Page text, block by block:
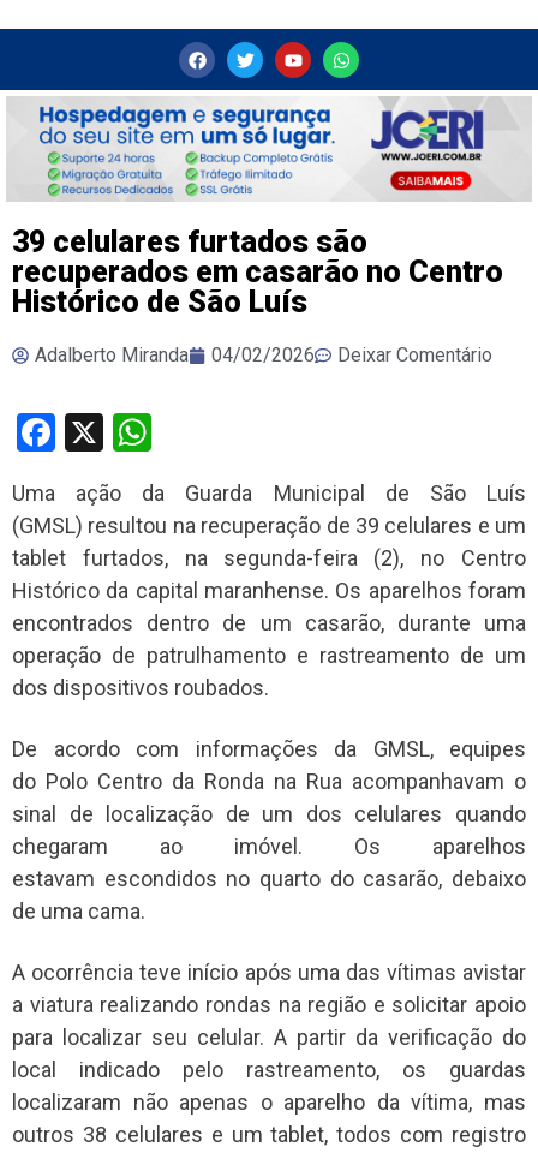
39 celulares furtados são
recuperados em casarão no Centro
Histórico de São Luís
Adalberto Miranda 04/02/2026 Deixar Comentário
Facebook
X
Uma ação da Guarda Municipal de São Luís
(GMSL) resultou na recuperação de 39 celulares e um
tablet furtados, na segunda-feira (2), no Centro
Histórico da capital maranhense. Os aparelhos foram
encontrados dentro de um casarão, durante uma
operação de patrulhamento e rastreamento de um
dos dispositivos roubados.
De acordo com informações da GMSL, equipes
do Polo Centro da Ronda na Rua acompanhavam o
sinal de localização de um dos celulares quando
chegaram ao imóvel. Os aparelhos
estavam escondidos no quarto do casarão, debaixo
de uma cama.
A ocorrência teve início após uma das vítimas avistar
a viatura realizando rondas na região e solicitar apoio
para localizar seu celular. A partir da verificação do
local indicado pelo rastreamento, os guardas
localizaram não apenas o aparelho da vítima, mas
outros 38 celulares e um tablet, todos com registro